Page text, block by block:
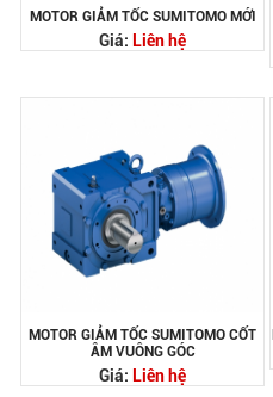
MOTOR GIẢM TỐC SUMITOMO MỚI
Giá: Liên hệ
MOTOR GIẢM TỐC SUMITOMO CỐT
ÂM VUÔNG GÓC
Giá: Liên hệ